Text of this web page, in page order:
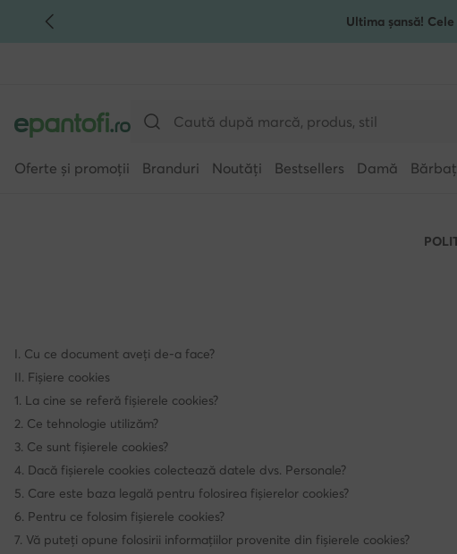
TRECI LA CONȚINUTUL PRINCIPAL Ultima șansă!
Oferte și promoții Branduri Noutăți Bestsellers Damă
I. Cu ce document aveți de-a face?
II. Fișiere cookies
1. La cine se referă fișierele cookies?
2. Ce tehnologie utilizăm?
3. Ce sunt fișierele cookies?
4. Dacă fișierele cookies colectează datele dvs. Personale?
5. Care este baza legală pentru folosirea fișierelor cookies?
6. Pentru ce folosim fișierele cookies?
7. Vă puteți opune folosirii informațiilor provenite din fișierele cookies?